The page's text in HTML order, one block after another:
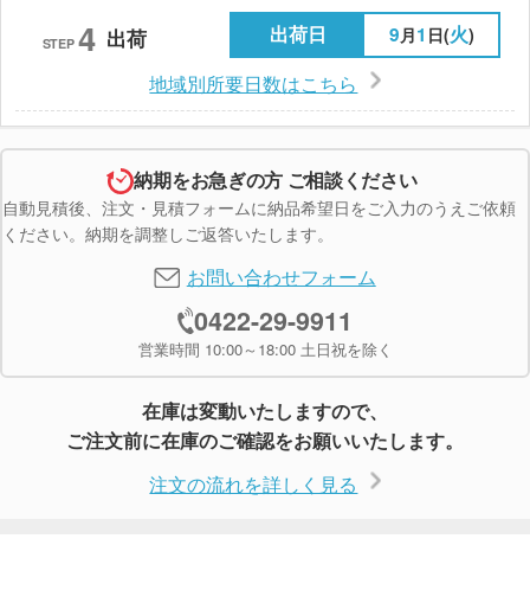
STEP 4 出荷 出荷日 9月1 日(火)
地域別所要日数はこちら
納期をお急ぎの方 ご相談ください
自動見積後、注文・見積フォームに納品希望日をご入力のうえご依頼
ください。納期を調整しご返答いたします。
お問い合わせフォーム
0422-29-9911
営業時間 10:00～18:00 土日祝を除く
在庫は変動いたしますので、
ご注文前に在庫のご確認をお願いいたします。
注文の流れを詳しく見る